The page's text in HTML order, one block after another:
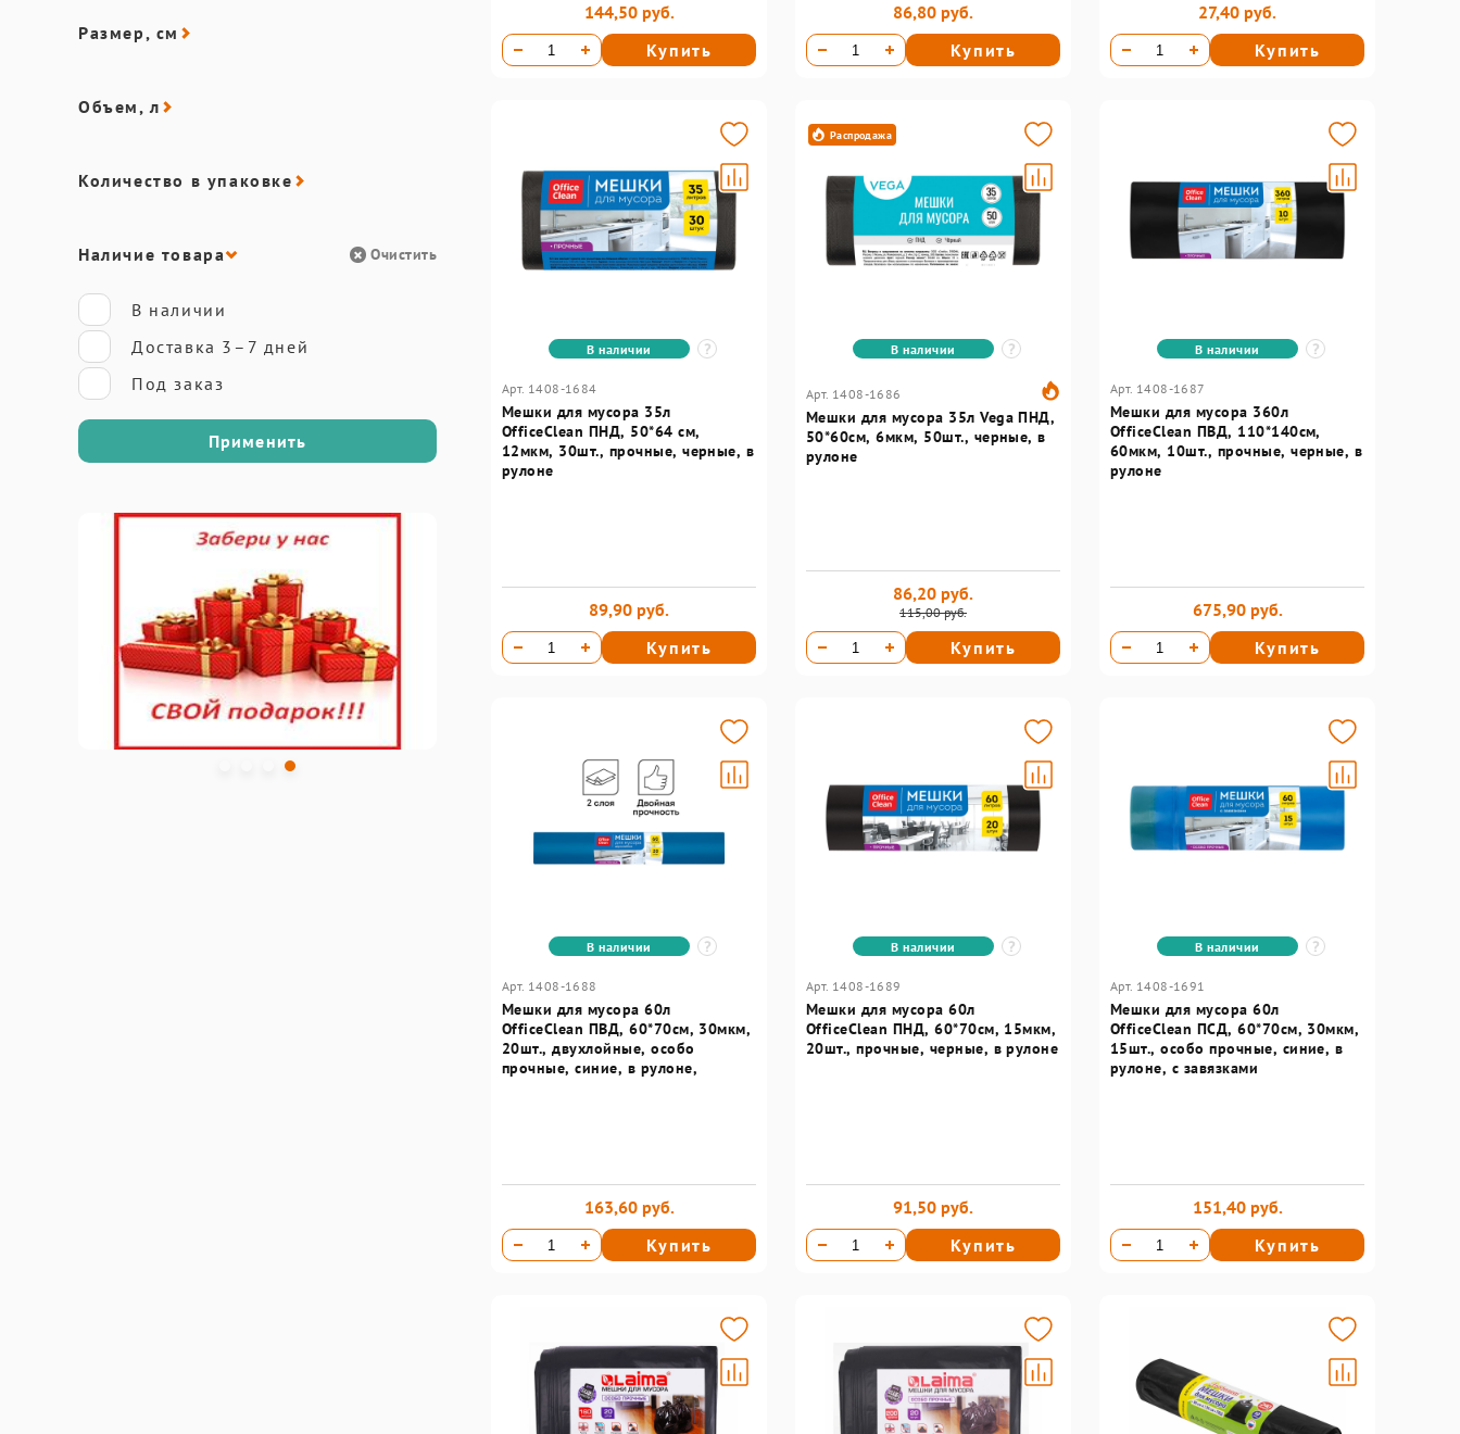
Размер, см
Объем, л
Количество в упаковке
Наличие товара Очистить
В наличии
Доставка 3–7 дней
Под заказ
Применить
144,50 руб.
Купить
86,80 руб.
Купить
27,40 руб.
Купить
В наличии
Арт. 1408-1684
Мешки для мусора 35л
OfficeClean ПНД, 50*64 см,
12мкм, 30шт., прочные, черные, в
рулоне
89,90 руб.
Купить
Распродажа
В наличии
Арт. 1408-1686
Мешки для мусора 35л Vega ПНД,
50*60см, 6мкм, 50шт., черные, в
рулоне
115,00 руб.
86,20 руб.
Купить
В наличии
Арт. 1408-1687
Мешки для мусора 360л
OfficeClean ПВД, 110*140см,
60мкм, 10шт., прочные, черные, в
рулоне
675,90 руб.
Купить
В наличии
Арт. 1408-1688
Мешки для мусора 60л
OfficeClean ПВД, 60*70см, 30мкм,
20шт., двухлойные, особо
прочные, синие, в рулоне,
163,60 руб.
Купить
В наличии
Арт. 1408-1689
Мешки для мусора 60л
OfficeClean ПНД, 60*70см, 15мкм,
20шт., прочные, черные, в рулоне
91,50 руб.
Купить
В наличии
Арт. 1408-1691
Мешки для мусора 60л
OfficeClean ПСД, 60*70см, 30мкм,
15шт., особо прочные, синие, в
рулоне, с завязками
151,40 руб.
Купить